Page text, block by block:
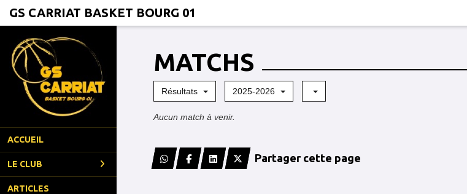
GS CARRIAT BASKET BOURG 01
ACCUEIL
LE CLUB
ARTICLES
MATCHS
Résultats 2025-2026
Aucun match à venir.
Partager cette page